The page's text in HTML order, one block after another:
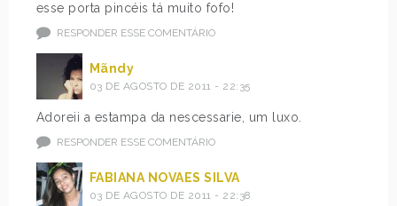
esse porta pincéis tá muito fofo!
RESPONDER ESSE COMENTÁRIO
Mãndy
03 DE AGOSTO DE 2011 - 22:35
Adoreii a estampa da nescessarie, um luxo.
RESPONDER ESSE COMENTÁRIO
FABIANA NOVAES SILVA
03 DE AGOSTO DE 2011 - 22:38